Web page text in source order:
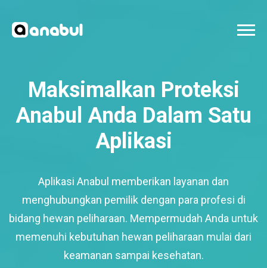
Maksimalkan Proteksi
Anabul Anda Dalam Satu
Aplikasi
Aplikasi Anabul memberikan layanan dan
menghubungkan pemilik dengan para profesi di
bidang hewan peliharaan. Mempermudah Anda untuk
memenuhi kebutuhan hewan peliharaan mulai dari
keamanan sampai kesehatan.